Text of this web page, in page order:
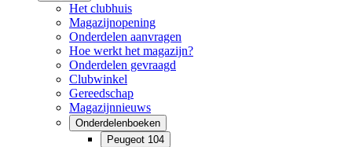
Het clubhuis
Magazijnopening
Onderdelen aanvragen
Hoe werkt het magazijn?
Onderdelen gevraagd
Clubwinkel
Gereedschap
Magazijnnieuws
Onderdelenboeken
Peugeot 104